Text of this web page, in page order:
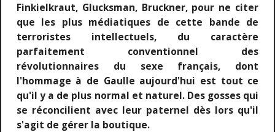
Finkielkraut, Glucksman, Bruckner, pour ne citer
que les plus médiatiques de cette bande de
terroristes intellectuels, du caractère
parfaitement conventionnel des
révolutionnaires du sexe français, dont
l'hommage à de Gaulle aujourd'hui est tout ce
qu'il y a de plus normal et naturel. Des gosses qui
se réconcilient avec leur paternel dès lors qu'il
s'agit de gérer la boutique.